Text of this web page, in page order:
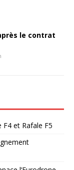
le contrat
et Rafale F5